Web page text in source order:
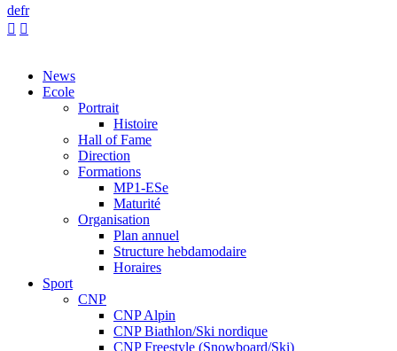
defr
 
News
Ecole
Portrait
Histoire
Hall of Fame
Direction
Formations
MP1-ESe
Maturité
Organisation
Plan annuel
Structure hebdamodaire
Horaires
Sport
CNP
CNP Alpin
CNP Biathlon/Ski nordique
CNP Freestyle (Snowboard/Ski)